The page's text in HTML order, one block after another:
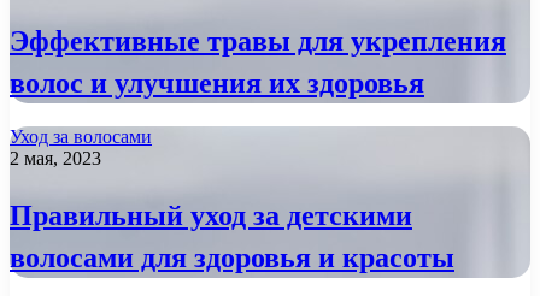
Эффективные травы для укрепления
волос и улучшения их здоровья
Уход за волосами
2 мая, 2023
Правильный уход за детскими
волосами для здоровья и красоты